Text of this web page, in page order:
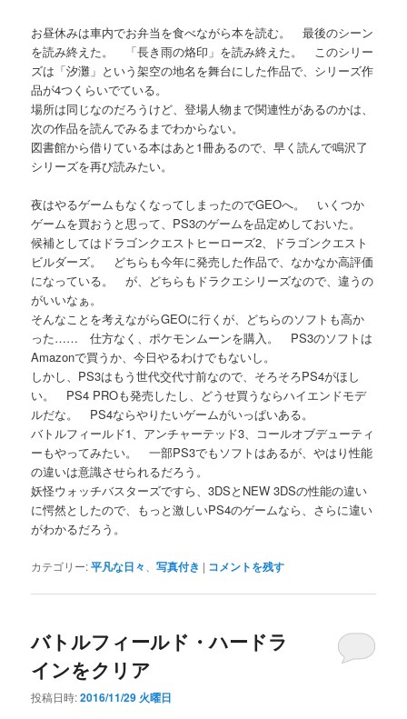
お昼休みは車内でお弁当を食べながら本を読む。 最後のシーン
を読み終えた。 「長き雨の烙印」を読み終えた。 このシリー
ズは「汐灘」という架空の地名を舞台にした作品で、シリーズ作
品が4つくらいでている。
場所は同じなのだろうけど、登場人物まで関連性があるのかは、
次の作品を読んでみるまでわからない。
図書館から借りている本はあと1冊あるので、早く読んで鳴沢了
シリーズを再び読みたい。
夜はやるゲームもなくなってしまったのでGEOへ。 いくつか
ゲームを買おうと思って、PS3のゲームを品定めしておいた。
候補としてはドラゴンクエストヒーローズ2、ドラゴンクエスト
ビルダーズ。 どちらも今年に発売した作品で、なかなか高評価
になっている。 が、どちらもドラクエシリーズなので、違うの
がいいなぁ。
そんなことを考えながらGEOに行くが、どちらのソフトも高か
った…… 仕方なく、ポケモンムーンを購入。 PS3のソフトは
Amazonで買うか、今日やるわけでもないし。
しかし、PS3はもう世代交代寸前なので、そろそろPS4がほし
い。 PS4 PROも発売したし、どうせ買うならハイエンドモデ
ルだな。 PS4ならやりたいゲームがいっぱいある。
バトルフィールド1、アンチャーテッド3、コールオブデューティ
ーもやってみたい。 一部PS3でもソフトはあるが、やはり性能
の違いは意識させられるだろう。
妖怪ウォッチバスターズですら、3DSとNEW 3DSの性能の違い
に愕然としたので、もっと激しいPS4のゲームなら、さらに違い
がわかるだろう。
カテゴリー:平凡な日々 、写真付き | コメントを残す
バトルフィールド・ハードラ
インをクリア
投稿日時:2016/11/29 火曜日